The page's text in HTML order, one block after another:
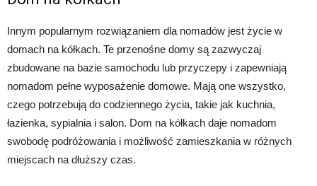
Innym popularnym rozwiązaniem dla nomadów jest życie w
domach na kółkach. Te przenośne domy są zazwyczaj
zbudowane na bazie samochodu lub przyczepy i zapewniają
nomadom pełne wyposażenie domowe. Mają one wszystko,
czego potrzebują do codziennego życia, takie jak kuchnia,
łazienka, sypialnia i salon. Dom na kółkach daje nomadom
swobodę podróżowania i możliwość zamieszkania w różnych
miejscach na dłuższy czas.